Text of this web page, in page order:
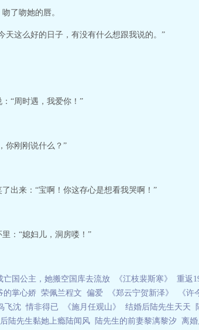
了吻她的唇。
天这么好的日子，有没有什么想跟我说的。”
“周时遇，我爱你！”
你刚刚说什么？”
出来：“宝啊！你这存心是想看我哭啊！”
：“媳妇儿，洞房喽！”
亡国公主，她搬空国库去流放 《江枝裴斯寒》
重返
的掌心娇 荣佩兰程文 偏爱 《郑云宁贺新泽》
《
飞沈 情非得已 《施月任观山》 结婚后陆先生天天
陆先生黏她上瘾陆闻风 陆先生的前妻黎漓黎汐 离